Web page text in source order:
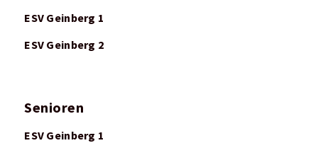
ESV Geinberg 1
ESV Geinberg 2
Senioren
ESV Geinberg 1